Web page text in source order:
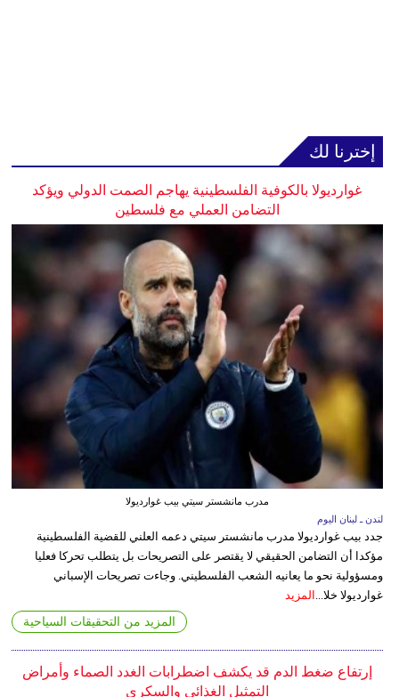
إخترنا لك
غوارديولا بالكوفية الفلسطينية يهاجم الصمت الدولي ويؤكد
التضامن العملي مع فلسطين
مدرب مانشستر سيتي بيب غوارديولا
لندن ـ لبنان اليوم
جدد بيب غوارديولا مدرب مانشستر سيتي دعمه العلني للقضية الفلسطينية
مؤكدا أن التضامن الحقيقي لا يقتصر على التصريحات بل يتطلب تحركا فعليا
ومسؤولية نحو ما يعانيه الشعب الفلسطيني. وجاءت تصريحات الإسباني
غوارديولا خلا... المزيد
المزيد من التحقيقات السياحية
إرتفاع ضغط الدم قد يكشف اضطرابات الغدد الصماء وأمراض
التمثيل الغذائي والسكري